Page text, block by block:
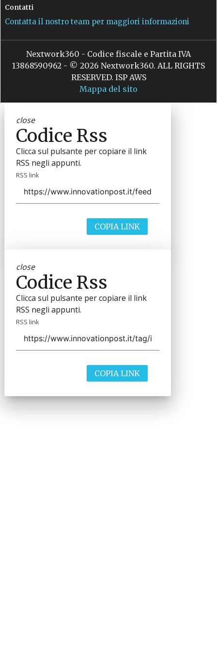
Contatti
Contatta il nostro team per maggiori informazioni
Nextwork360 - Codice fiscale e Partita IVA
13868590962 - © 2026 Nextwork360. ALL RIGHTS
RESERVED. ISP AWS
Mappa del sito
close
Codice Rss
Clicca sul pulsante per copiare il link
RSS negli appunti.
RSS link
COPIA LINK
close
Codice Rss
Clicca sul pulsante per copiare il link
RSS negli appunti.
RSS link
COPIA LINK